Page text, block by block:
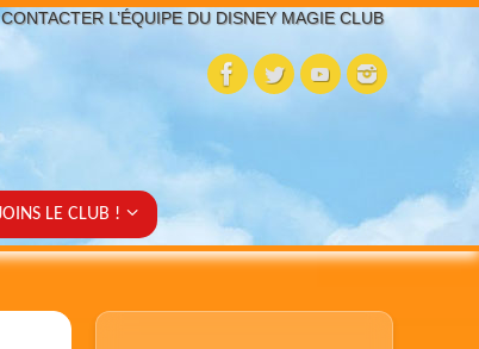
CONTACTER L’ÉQUIPE DU DISNEY MAGIE CLUB
LE CLUB !